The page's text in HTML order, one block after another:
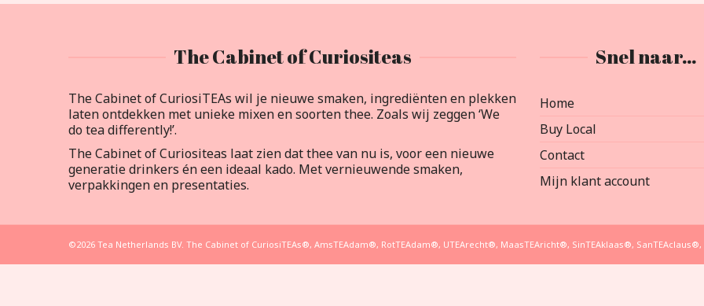
The Cabinet of Curiositeas
The Cabinet of CuriosiTEAs wil je nieuwe smaken, ingrediënten en plekken
laten ontdekken met unieke mixen en soorten thee. Zoals wij zeggen ‘We
do tea differently!’.
The Cabinet of Curiositeas laat zien dat thee van nu is, voor een nieuwe
generatie drinkers én een ideaal kado. Met vernieuwende smaken,
verpakkingen en presentaties.
Snel naar…
Home
Buy Local
Contact
Mijn klant account
©2026 Tea Netherlands BV. The Cabinet of CuriosiTEAs®, AmsTEAdam®, RotTEAdam®, UTEArecht®, MaasTEAricht®, SinTEAklaas®,